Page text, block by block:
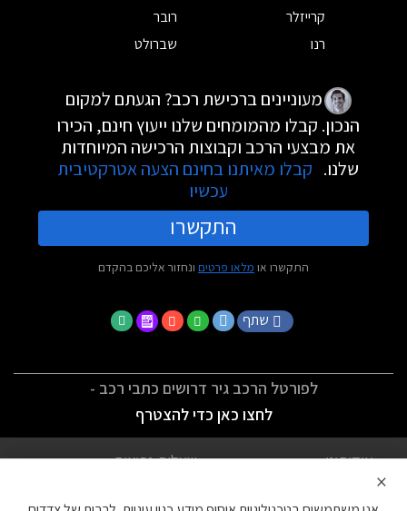
קרייזלר
רובר
רנו
שברולט
מעוניינים ברכישת רכב? הגעתם למקום
הנכון. קבלו מהמומחים שלנו ייעוץ חינם, הכירו
את מבצעי הרכב וקבוצות הרכישה המיוחדות
שלנו. קבלו מאיתנו בחינם הצעה אטרקטיבית
עכשיו
התקשרו
התקשרו או מלאו פרטים ונחזור אליכם בהקדם
שתף
לפורטל הרכב גיר דרושים כתבי רכב -
לחצו כאן כדי להצטרף
אודותינו
שאלות נפוצות
×